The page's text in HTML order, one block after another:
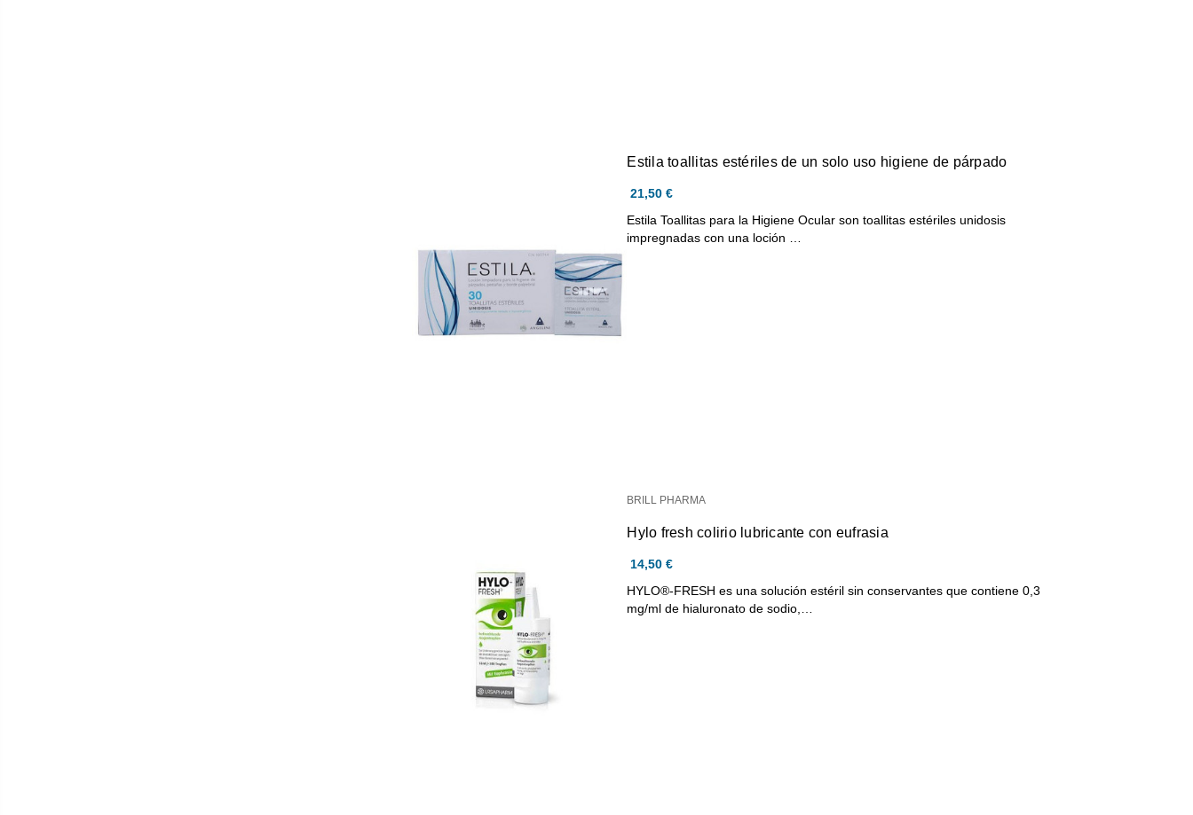
Estila toallitas estériles de un solo uso higiene de párpado
21,50 €
Estila Toallitas para la Higiene Ocular son toallitas estériles unidosis
impregnadas con una loción …
BRILL PHARMA
Hylo fresh colirio lubricante con eufrasia
14,50 €
HYLO®-FRESH es una solución estéril sin conservantes que contiene 0,3
mg/ml de hialuronato de sodio,…